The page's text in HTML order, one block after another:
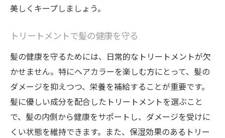
美しくキープしましょう。
トリートメントで髪の健康を守る
髪の健康を守るためには、日常的なトリートメントが欠
かせません。特にヘアカラーを楽しむ方にとって、髪の
ダメージを抑えつつ、栄養を補給することが重要です。
髪に優しい成分を配合したトリートメントを選ぶこと
で、髪の内側から健康をサポートし、ダメージを受けに
くい状態を維持できます。また、保湿効果のあるトリー